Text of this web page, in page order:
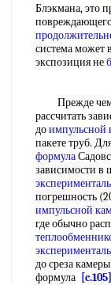
Блэкмана, это
система может
экспозиция не
Прежде чем
рассчитать
доимпульсной
пакете труб.
формула
зависимости в
погрешность
импульсной
где обычно
до среза
формула [c.105]